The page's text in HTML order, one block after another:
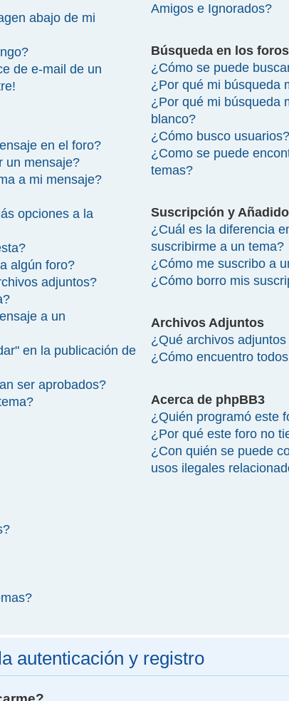
abajo de mi
de e-mail de un
en el foro?
un mensaje?
a mi mensaje?
opciones a la
algún foro?
adjuntos?
a un
en la publicación de
ser aprobados?
Amigos e Ignorados?
Búsqueda en los foros
¿Cómo se puede
¿Por qué mi búsqueda
¿Por qué mi búsqueda
blanco?
¿Cómo busco usuarios?
¿Como se puede
temas?
Suscripción y
¿Cuál es la diferencia
suscribirme a un tema?
¿Cómo me suscribo a
¿Cómo borro mis
Archivos Adjuntos
¿Qué archivos
¿Cómo encuentro
Acerca de phpBB3
¿Quién programó este
¿Por qué este foro no
¿Con quién se puede
usos ilegales
autenticación y registro